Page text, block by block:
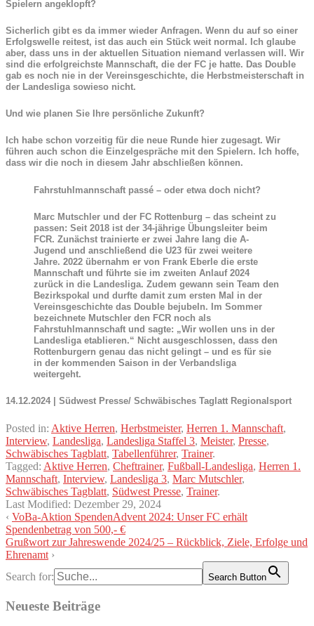
Spielern angeklopft?
Sicherlich gibt es da immer wieder Anfragen. Wenn du auf so einer
Erfolgswelle reitest, ist das auch ein Stück weit normal. Ich glaube
aber, dass uns in der aktuellen Situation niemand verlassen will. Wir
sind die erfolgreichste Mannschaft, die der FC je hatte. Das Double
gab es noch nie in der Vereinsgeschichte, die Herbstmeisterschaft in
der Landesliga sowieso nicht.
Und wie planen Sie Ihre persönliche Zukunft?
Ich habe schon vorzeitig für die neue Runde hier zugesagt. Wir
führen auch schon die Einzelgespräche mit den Spielern. Ich hoffe,
dass wir die noch in diesem Jahr abschließen können.
Fahrstuhlmannschaft passé – oder etwa doch nicht?
Marc Mutschler und der FC Rottenburg – das scheint zu
passen: Seit 2018 ist der 34-jährige Übungsleiter beim
FCR. Zunächst trainierte er zwei Jahre lang die A-
Jugend und anschließend die U23 für zwei weitere
Jahre. 2022 übernahm er von Frank Eberle die erste
Mannschaft und führte sie im zweiten Anlauf 2024
zurück in die Landesliga. Zudem gewann sein Team den
Bezirkspokal und durfte damit zum ersten Mal in der
Vereinsgeschichte das Double bejubeln. Im Sommer
bezeichnete Mutschler den FCR noch als
Fahrstuhlmannschaft und sagte: „Wir wollen uns in der
Landesliga etablieren.“ Nicht ausgeschlossen, dass den
Rottenburgern genau das nicht gelingt – und es für sie
in der kommenden Saison in der Verbandsliga
weitergeht.
14.12.2024 | Südwest Presse/ Schwäbisches Taglatt Regionalsport
Posted in: Aktive Herren, Herbstmeister, Herren 1. Mannschaft,
Interview, Landesliga, Landesliga Staffel 3, Meister, Presse,
Schwäbisches Tagblatt, Tabellenführer, Trainer.
Tagged: Aktive Herren, Cheftrainer, Fußball-Landesliga, Herren 1.
Mannschaft, Interview, Landesliga 3, Marc Mutschler,
Schwäbisches Tagblatt, Südwest Presse, Trainer.
Last Modified: Dezember 29, 2024
‹ VoBa-Aktion SpendenAdvent 2024: Unser FC erhält
Spendenbetrag von 500,- €
Grußwort zur Jahreswende 2024/25 – Rückblick, Ziele, Erfolge und
Ehrenamt ›
Search for:
Search Button
Neueste Beiträge